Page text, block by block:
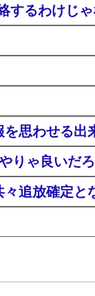
るわけじゃ
を思わせる出
りゃ良いだ
追放確定と